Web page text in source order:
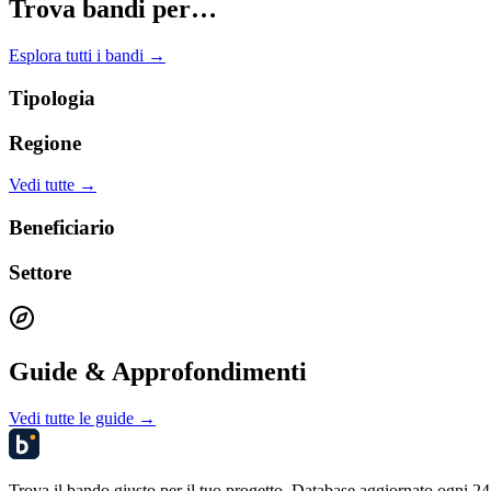
Trova bandi per…
Esplora tutti i bandi →
Tipologia
Regione
Vedi tutte →
Beneficiario
Settore
Guide & Approfondimenti
Vedi tutte le guide →